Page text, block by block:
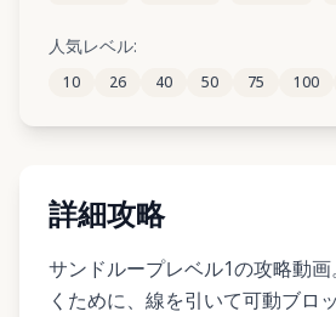
127
132 133 134
人気レベル:
10 26 40 50 75 100
詳細攻略
サンドループレベル1の攻略動
くために、線を引いて可動ブロ